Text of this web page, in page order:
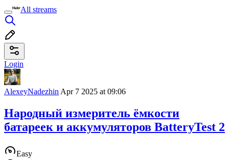
All streams
Login
AlexeyNadezhin Apr 7 2025 at 09:06
Народный измеритель ёмкости
батареек и аккумуляторов BatteryTest 2
Easy